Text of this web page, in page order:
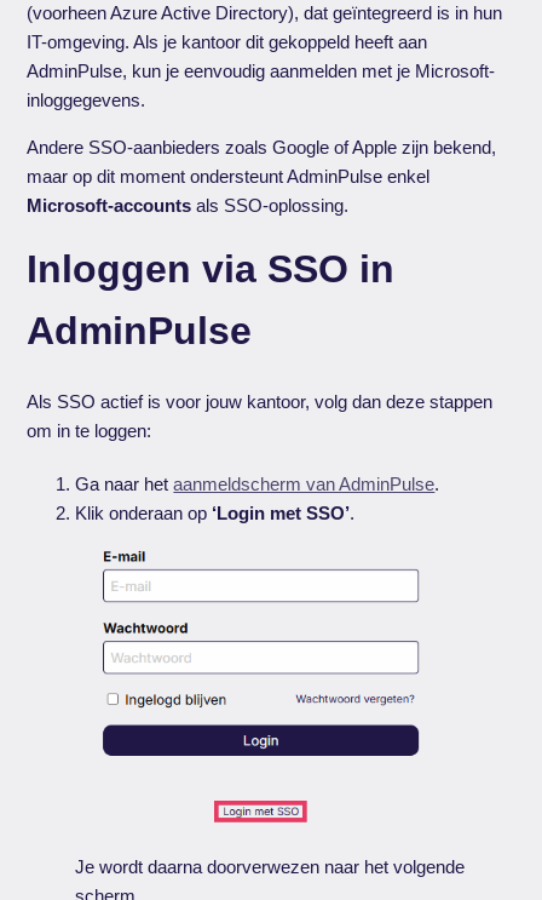
(voorheen Azure Active Directory), dat geïntegreerd is in hun
IT-omgeving. Als je kantoor dit gekoppeld heeft aan
AdminPulse, kun je eenvoudig aanmelden met je Microsoft-
inloggegevens.
Andere SSO-aanbieders zoals Google of Apple zijn bekend,
maar op dit moment ondersteunt AdminPulse enkel
Microsoft-accounts als SSO-oplossing.
Inloggen via SSO in
AdminPulse
Als SSO actief is voor jouw kantoor, volg dan deze stappen
om in te loggen:
Ga naar hetaanmeldscherm van AdminPulse.
Klik onderaan op ‘Login met SSO’.
Je wordt daarna doorverwezen naar het volgende
scherm.